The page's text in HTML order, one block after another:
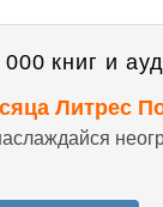
книг и
Литрес